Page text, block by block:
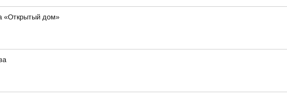
«Открытый дом»